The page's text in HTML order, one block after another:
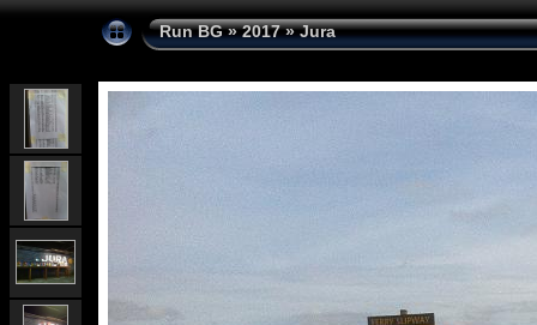
Run BG»2017»Jura